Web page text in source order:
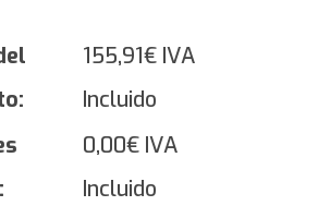
155,91€ IVA
Incluido
0,00€ IVA
Incluido